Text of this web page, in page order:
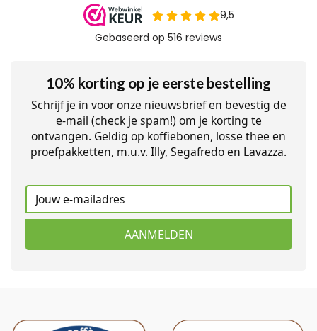
10% korting op je eerste bestelling
Schrijf je in voor onze nieuwsbrief en bevestig de
e-mail (check je spam!) om je korting te
ontvangen. Geldig op koffiebonen, losse thee en
proefpakketten, m.u.v. Illy, Segafredo en Lavazza.
AANMELDEN